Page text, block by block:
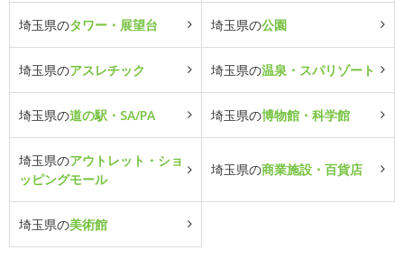
埼玉県のタワー・展望台 埼玉県の公園
埼玉県のアスレチック 埼玉県の温泉・スパリゾート
埼玉県の道の駅・SA/PA 埼玉県の博物館・科学館
埼玉県のアウトレット・ショ
ッピングモール
埼玉県の商業施設・百貨店
埼玉県の美術館